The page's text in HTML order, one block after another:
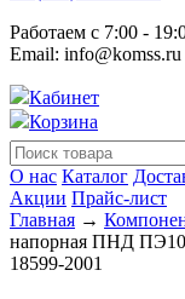
Работаем с 7:00 -
Email: info@komss.ru
Кабинет
Корзина
О нас Каталог
Акции Прайс-лист
Главная →
напорная ПНД
18599-2001